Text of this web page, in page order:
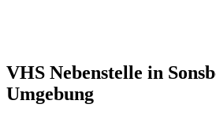
VHS Nebenstelle in
Umgebung